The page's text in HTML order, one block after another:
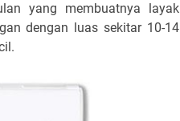
yang membuatnya layak
dengan luas sekitar 10-14